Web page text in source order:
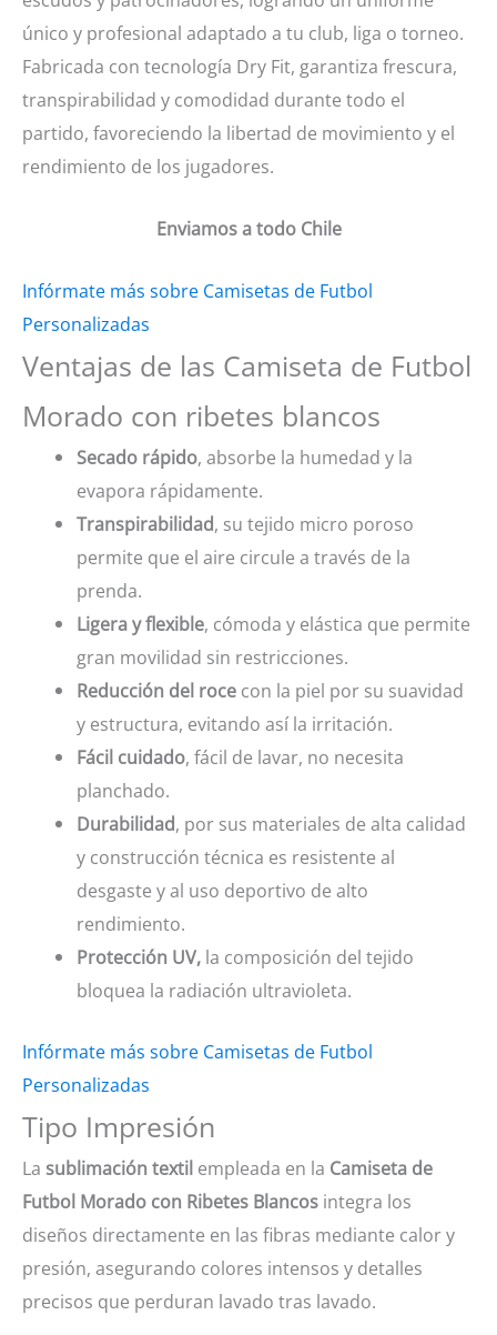
único y profesional adaptado a tu club, liga o torneo.
Fabricada con tecnología Dry Fit, garantiza frescura,
transpirabilidad y comodidad durante todo el
partido, favoreciendo la libertad de movimiento y el
rendimiento de los jugadores.
Enviamos a todo Chile
Infórmate más sobre Camisetas de Futbol
Personalizadas
Ventajas de las Camiseta de Futbol
Morado con ribetes blancos
Secado rápido, absorbe la humedad y la
evapora rápidamente.
Transpirabilidad, su tejido micro poroso
permite que el aire circule a través de la
prenda.
Ligera y flexible, cómoda y elástica que permite
gran movilidad sin restricciones.
Reducción del roce con la piel por su suavidad
y estructura, evitando así la irritación.
Fácil cuidado, fácil de lavar, no necesita
planchado.
Durabilidad, por sus materiales de alta calidad
y construcción técnica es resistente al
desgaste y al uso deportivo de alto
rendimiento.
Protección UV, la composición del tejido
bloquea la radiación ultravioleta.
Infórmate más sobre Camisetas de Futbol
Personalizadas
Tipo Impresión
La sublimación textil empleada en la Camiseta de
Futbol Morado con Ribetes Blancos integra los
diseños directamente en las fibras mediante calor y
presión, asegurando colores intensos y detalles
precisos que perduran lavado tras lavado.